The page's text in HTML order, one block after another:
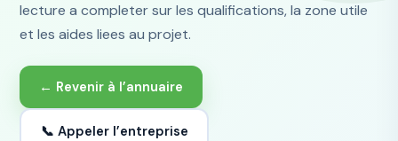
lecture a completer sur les qualifications, la zone utile
et les aides liees au projet.
← Revenir à l’annuaire
📞 Appeler l’entreprise